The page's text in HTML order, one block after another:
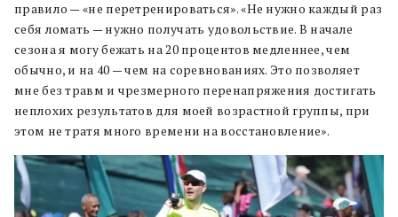
правило — «не перетренироваться». «Не нужно каждый раз
себя ломать — нужно получать удовольствие. В начале
сезона я могу бежать на 20 процентов медленнее, чем
обычно, и на 40 — чем на соревнованиях. Это позволяет
мне без травм и чрезмерного перенапряжения достигать
неплохих результатов для моей возрастной группы, при
этом не тратя много времени на восстановление».